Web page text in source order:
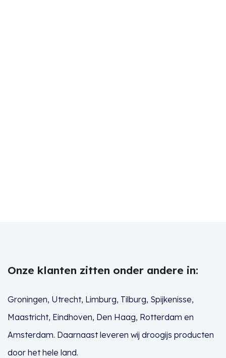
Onze klanten zitten onder andere in:
Groningen, Utrecht, Limburg, Tilburg, Spijkenisse,
Maastricht, Eindhoven, Den Haag, Rotterdam en
Amsterdam. Daarnaast leveren wij droogijs producten
door het hele land.